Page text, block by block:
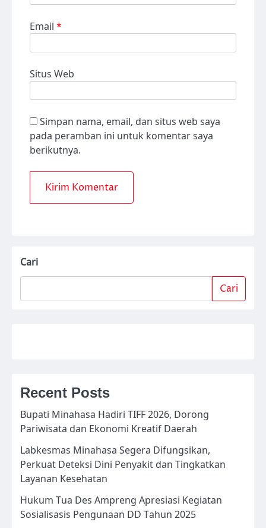
Email *
Situs Web
Simpan nama, email, dan situs web saya
pada peramban ini untuk komentar saya
berikutnya.
Cari
Cari
Recent Posts
Bupati Minahasa Hadiri TIFF 2026, Dorong
Pariwisata dan Ekonomi Kreatif Daerah
Labkesmas Minahasa Segera Difungsikan,
Perkuat Deteksi Dini Penyakit dan Tingkatkan
Layanan Kesehatan
Hukum Tua Des Ampreng Apresiasi Kegiatan
Sosialisasis Pengunaan DD Tahun 2025